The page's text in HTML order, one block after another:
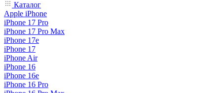
Каталог
Apple iPhone
iPhone 17 Pro
iPhone 17 Pro Max
iPhone 17e
iPhone 17
iPhone Air
iPhone 16
iPhone 16e
iPhone 16 Pro